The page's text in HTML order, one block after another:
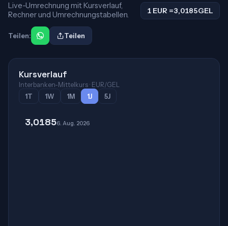
Live-Umrechnung mit Kursverlauf,
Rechner und Umrechnungstabellen.
1 EUR =3,0185GEL
Teilen: Teilen
Kursverlauf
Interbanken-Mittelkurs · EUR/GEL
1T
1W 1M 1J 5J
3,01856. Aug. 2026